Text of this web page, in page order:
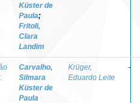
Küster de
Paula;
Fritoli,
Clara
Landim
Carvalho,
Silmara
Küster de
Paula
Krüger,
Eduardo Leite
-